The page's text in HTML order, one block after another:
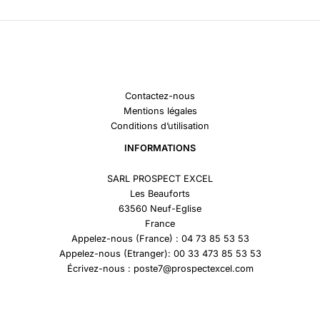
Contactez-nous
Mentions légales
Conditions d’utilisation
INFORMATIONS
SARL PROSPECT EXCEL
Les Beauforts
63560 Neuf-Eglise
France
Appelez-nous (France) : 04 73 85 53 53
Appelez-nous (Etranger): 00 33 473 85 53 53
Écrivez-nous : poste7@prospectexcel.com